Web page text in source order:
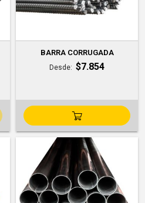
BARRA CORRUGADA
Desde $7.854